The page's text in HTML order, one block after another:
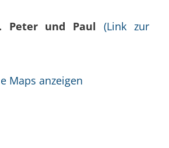
Peter und Paul(Link zur
Maps anzeigen